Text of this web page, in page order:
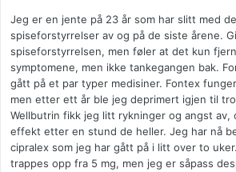
Jeg er en jente på 23 år som har slitt med
spiseforstyrrelser av og på de siste årene.
spiseforstyrrelsen, men føler at det kun
symptomene, men ikke tankegangen bak.
gått på et par typer medisiner. Fontex
men etter ett år ble jeg deprimert igjen til
Wellbutrin fikk jeg litt rykninger og angst av,
effekt etter en stund de heller. Jeg har nå
cipralex som jeg har gått på i litt over to
trappes opp fra 5 mg, men jeg er såpass